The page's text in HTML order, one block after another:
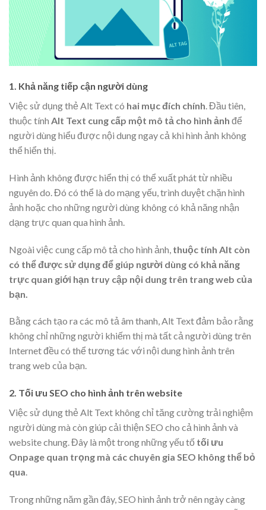
1. Khả năng tiếp cận người dùng
Việc sử dụng thẻ Alt Text có hai mục đích chính. Đầu tiên,
thuộc tính Alt Text cung cấp một mô tả cho hình ảnh để
người dùng hiểu được nội dung ngay cả khi hình ảnh không
thể hiển thị.
Hình ảnh không được hiển thị có thể xuất phát từ nhiều
nguyên do. Đó có thể là do mạng yếu, trình duyệt chặn hình
ảnh hoặc cho những người dùng không có khả năng nhận
dạng trực quan qua hình ảnh.
Ngoài việc cung cấp mô tả cho hình ảnh, thuộc tính Alt còn
có thể được sử dụng để giúp người dùng có khả năng
trực quan giới hạn truy cập nội dung trên trang web của
bạn.
Bằng cách tạo ra các mô tả âm thanh, Alt Text đảm bảo rằng
không chỉ những người khiếm thị mà tất cả người dùng trên
Internet đều có thể tương tác với nội dung hình ảnh trên
trang web của bạn.
2. Tối ưu SEO cho hình ảnh trên website
Việc sử dụng thẻ Alt Text không chỉ tăng cường trải nghiệm
người dùng mà còn giúp cải thiện SEO cho cả hình ảnh và
website chung. Đây là một trong những yếu tố tối ưu
Onpage quan trọng mà các chuyên gia SEO không thể bỏ
qua.
Trong những năm gần đây, SEO hình ảnh trở nên ngày càng